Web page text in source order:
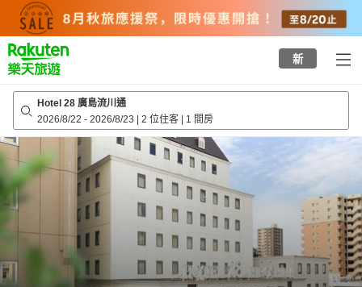
top
page
新
Hotel 28 廣島流川通
2026/8/22 - 2026/8/23 | 2 位住客 | 1 間房